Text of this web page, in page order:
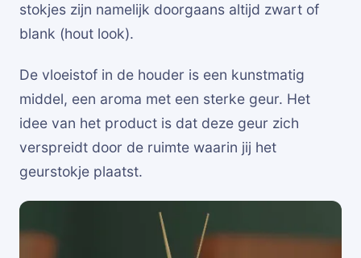
stokjes zijn namelijk doorgaans altijd zwart of
blank (hout look).
De vloeistof in de houder is een kunstmatig
middel, een aroma met een sterke geur. Het
idee van het product is dat deze geur zich
verspreidt door de ruimte waarin jij het
geurstokje plaatst.